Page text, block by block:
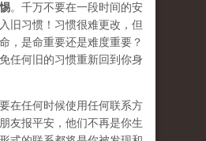
。千万不要在一段时间的安
旧习惯！习惯很难更改，但
，是命重要还是难度重要？
任何旧的习惯重新回到你身
在任何时候使用任何联系方
友报平安，他们不再是你生